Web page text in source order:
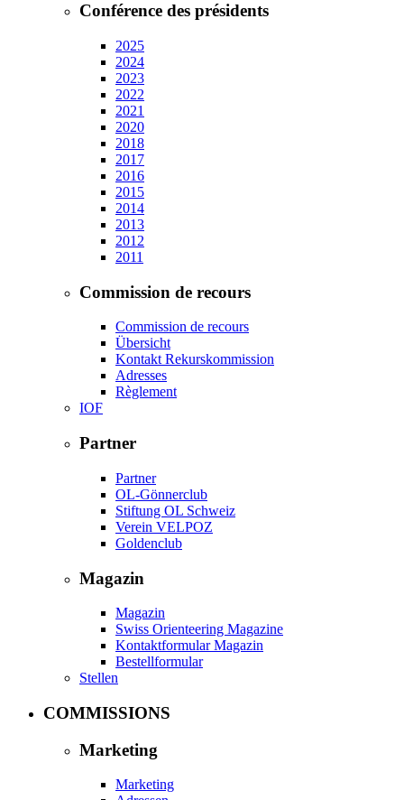
Conférence des présidents
2025
2024
2023
2022
2021
2020
2018
2017
2016
2015
2014
2013
2012
2011
Commission de recours
Commission de recours
Übersicht
Kontakt Rekurskommission
Adresses
Règlement
IOF
Partner
Partner
OL-Gönnerclub
Stiftung OL Schweiz
Verein VELPOZ
Goldenclub
Magazin
Magazin
Swiss Orienteering Magazine
Kontaktformular Magazin
Bestellformular
Stellen
COMMISSIONS
Marketing
Marketing